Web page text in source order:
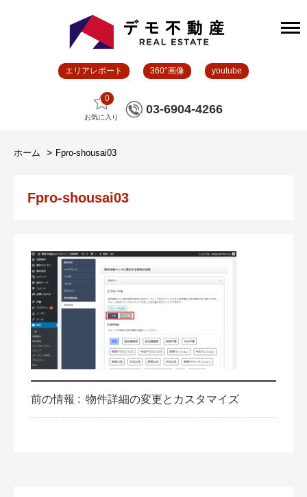
エリアレポート 360°画像 youtube
0
お気に入り
03-6904-4266
ホーム Fpro-shousai03
Fpro-shousai03
前の情報 : 物件詳細の変更とカスタマイズ